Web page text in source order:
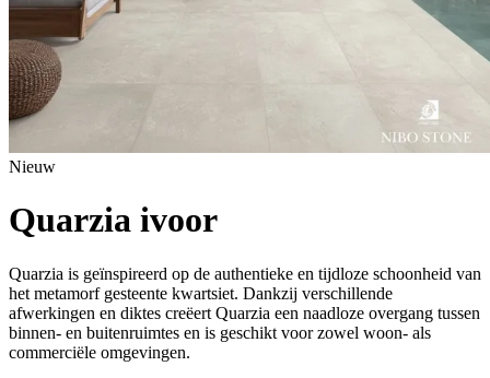
Nieuw
Quarzia ivoor
Quarzia is geïnspireerd op de authentieke en tijdloze schoonheid van
het metamorf gesteente kwartsiet. Dankzij verschillende
afwerkingen en diktes creëert Quarzia een naadloze overgang tussen
binnen- en buitenruimtes en is geschikt voor zowel woon- als
commerciële omgevingen.